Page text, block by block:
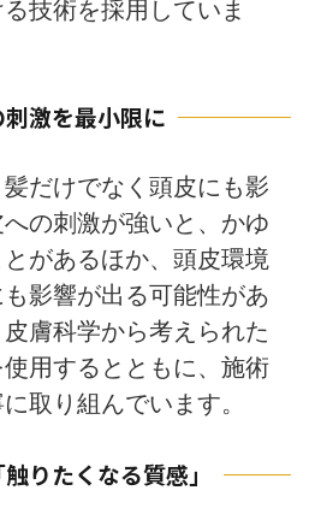
技術を採用していま
激を最小限に
だけでなく頭皮にも影
の刺激が強いと、かゆ
があるほか、頭皮環境
影響が出る可能性があ
膚科学から考えられた
用するとともに、施術
取り組んでいます。
りたくなる質感」